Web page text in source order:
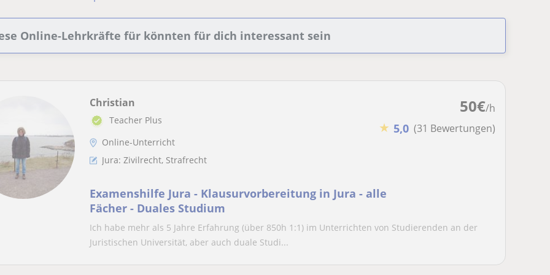
Online-Lehrkräfte für könnten für dich interessant sein
50€/h
★ 5,0 (31 Bewertungen)
Christian
Teacher Plus
Online-Unterricht
Jura: Zivilrecht, Strafrecht
Examenshilfe Jura - Klausurvorbereitung in Jura - alle
Fächer - Duales Studium
Ich habe mehr als 5 Jahre Erfahrung (über 850h 1:1) im Unterrichten von Studierenden an der
Juristischen Universität, aber auch duale Studi...